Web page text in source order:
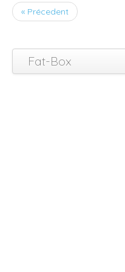
« Précedent
Fat-Box